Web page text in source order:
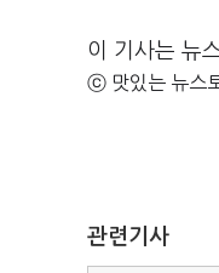
이 기사는 뉴
ⓒ 맛있는 뉴스
관련기사